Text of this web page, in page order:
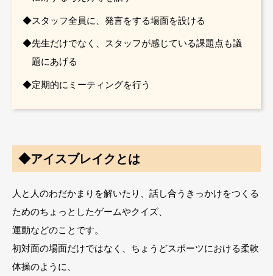
スタッフ全員に、発言をする場面を設ける
先生だけでなく、スタッフが感じている課題点も議
題にあげる
定期的にミーティングを行う
◆アイスブレイクとは
人と人のわだかまりを解いたり、話し合うきっかけをつくる
ためのちょっとしたゲームやクイズ、
運動などのことです。
初対面の場面だけではなく、ちょうどスポーツにおける柔軟
体操のように、